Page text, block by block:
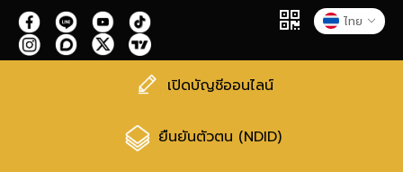
ไทย
เปิดบัญชีออนไลน์
ยืนยันตัวตน (NDID)